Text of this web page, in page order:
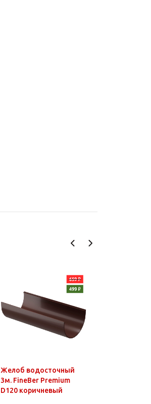
Желоб водосточный
3м. FineBer Premium
D120 коричневый